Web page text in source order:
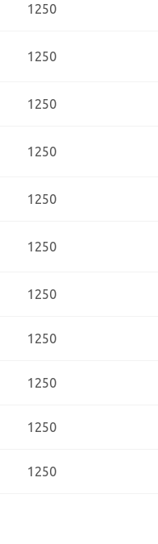
1250
1250
1250
1250
1250
1250
1250
1250
1250
1250
1250